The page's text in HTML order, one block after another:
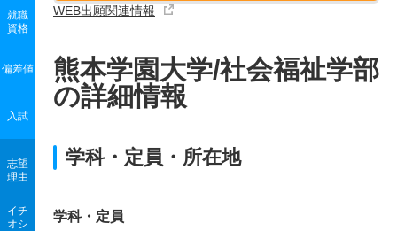
WEB出願関連情報
就職
資格
偏差値
入試
志望
理由
イチ
オシ
熊本学園大学/社会福祉学部
の詳細情報
学科・定員・所在地
学科・定員